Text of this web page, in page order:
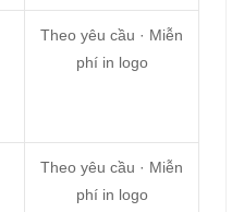
Theo yêu cầu · Miễn
phí in logo
Theo yêu cầu · Miễn
phí in logo